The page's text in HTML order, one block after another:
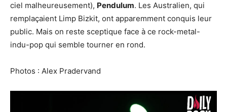
ciel malheureusement), Pendulum. Les Australien, qui
remplaçaient Limp Bizkit, ont apparemment conquis leur
public. Mais on reste sceptique face à ce rock-metal-
indu-pop qui semble tourner en rond.
Photos : Alex Pradervand